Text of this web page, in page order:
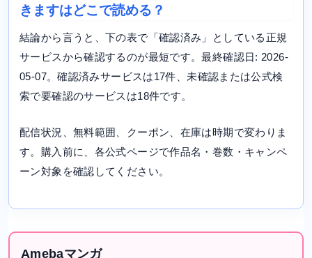
きますはどこで読める？
結論から言うと、下の表で「確認済み」としている正規
サービスから確認するのが最短です。最終確認日: 2026-
05-07。確認済みサービスは17件、未確認または公式検
索で要確認のサービスは18件です。
配信状況、無料範囲、クーポン、在庫は時期で変わりま
す。購入前に、各公式ページで作品名・巻数・キャンペ
ーン対象を確認してください。
Amebaマンガ